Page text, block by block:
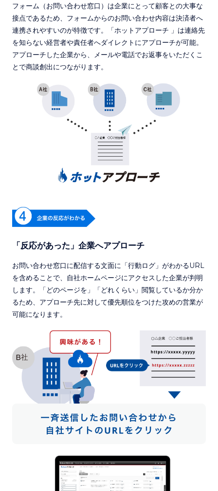
フォーム（お問い合わせ窓口）は企業にとって顧客との大事な
接点であるため、フォームからのお問い合わせ内容は決済者へ
連携されやすいのが特徴です。「ホットアプローチ 」は連絡先
を知らない経営者や責任者へダイレクトにアプローチが可能。
アプローチした企業から、メールや電話でお返事をいただくこ
とで商談創出につながります。
「反応があった」企業へアプローチ
お問い合わせ窓口に配信する文面に「行動ログ」がわかるURL
を含めることで、自社ホームページにアクセスした企業が判明
します。「どのページを」「どれくらい」閲覧しているか分か
るため、アプローチ先に対して優先順位をつけた攻めの営業が
可能になります。